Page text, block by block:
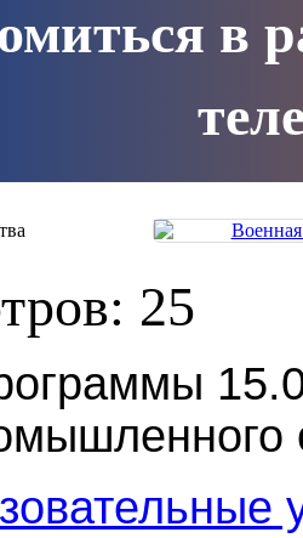
в
25